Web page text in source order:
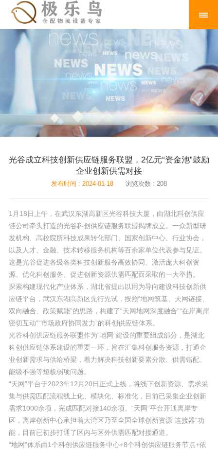
光谷成立科技创新供应链服务联盟，2亿元“资金池”鼓励
企业创新供需对接
发布时间 : 2024-01-18 浏览次数 : 208
1月18日上午，在武汉东湖高新区光谷科技大厦，由湖北科创供应
链公司牵头打造的光谷科创供应链服务联盟揭牌成立。一众新型研
发机构、高校院所科技成果转化部门、国家创新中心、行业协会，
以及人才、金融、技术转移服务机构等百余家单位代表参与见证。
这是光谷促进各级各类科技创新服务高效协同、激活庞大科创资
源、优化科创服务、促进创新资源供需匹配而采取的一大举措。
探索构建现代化产业体系，湖北省提出以用为导向建设科技创新供
应链平台，武汉东湖高新区先行先试，按照“地网筑基、天网链接、
双向融合、政策赋能”的思路，构建了“天网地网深度融合”“在岸离岸
密切互动”“市场政府协同发力”的科创供应链体系。
光谷科创供应链服务联盟作为“地网”建设的重要组成部分，是湖北
科创供应链体系建设的重要一环，旨在汇集科创服务资源，打通企
业创新需求与供给桥梁，着力解决科技创新要素分散、供需错配、
能级不强等短板弱项问题。
“天网”平台于2023年12月20日正式上线，将线下创新资源、需求采
集与供需匹配流程线上化、模块化、标准化，目前已采集企业创新
需求1000余项，完成匹配对接140余项。“天网”平台开通离岸专
区，离岸创新中心承担着大湾区乃至全国全球创新资源“连接器”功
能，目前已初步打通了区内与区外供需匹配对接通道。
“地网”体系由1个科创供应链服务中心+8个科创供应链服务节点+依